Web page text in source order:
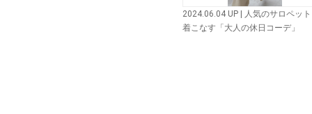
2024.06.04 UP | 人気のサロペッ
着こなす「大人の休日コーデ」